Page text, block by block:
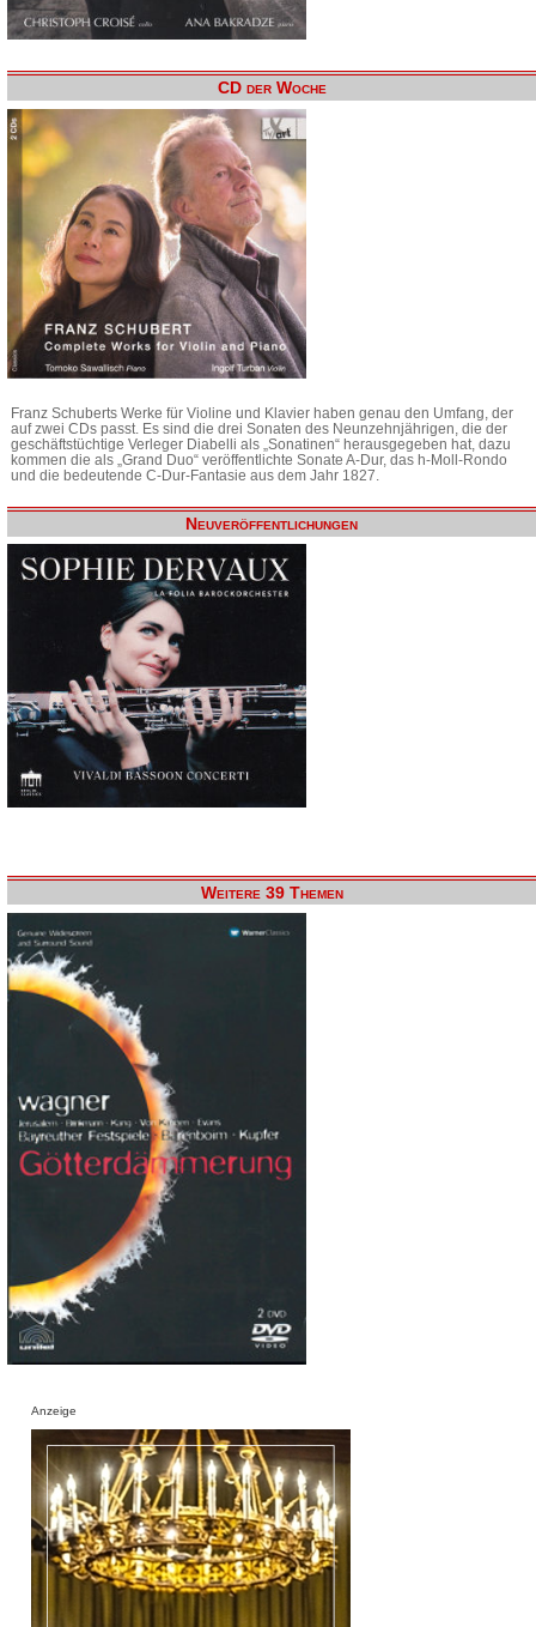
CD der Woche
Franz Schuberts Werke für Violine und Klavier haben genau den Umfang, der
auf zwei CDs passt. Es sind die drei Sonaten des Neunzehnjährigen, die der
geschäftstüchtige Verleger Diabelli als „Sonatinen“ herausgegeben hat, dazu
kommen die als „Grand Duo“ veröffentlichte Sonate A-Dur, das h-Moll-Rondo
und die bedeutende C-Dur-Fantasie aus dem Jahr 1827.
Neuveröffentlichungen
Weitere 39 Themen
Anzeige